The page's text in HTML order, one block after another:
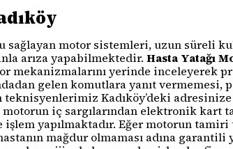
motor sistemleri, uzun süreli
arıza yapabilmektedir. Hasta Yatağı
mekanizmalarını yerinde inceleyerek
gelen komutlara yanıt vermemesi,
teknisyenlerimiz Kadıköy’deki
iç sargılarından elektronik
yapılmaktadır. Eğer motorun
mağdur olmaması adına